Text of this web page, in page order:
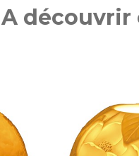
A découvrir